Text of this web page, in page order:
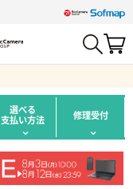
選べる
支払い方法 修理受付